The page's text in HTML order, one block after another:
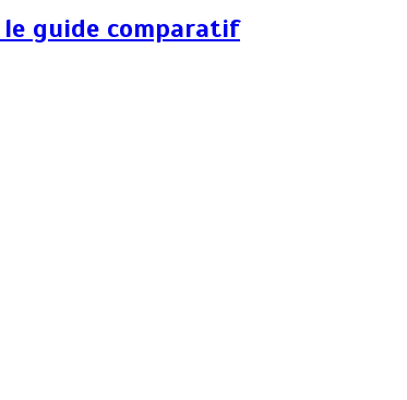
guide comparatif